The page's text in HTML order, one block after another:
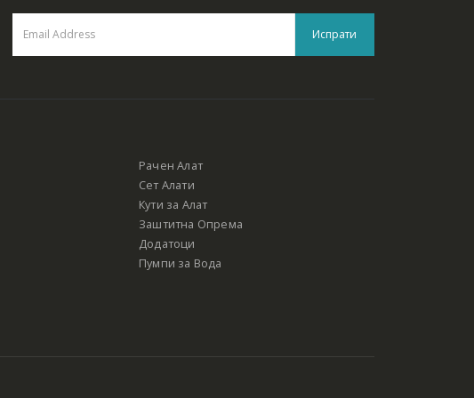
Рачен Алат
Сет Алати
Кути за Алат
Заштитна Опрема
Додатоци
Пумпи за Вода